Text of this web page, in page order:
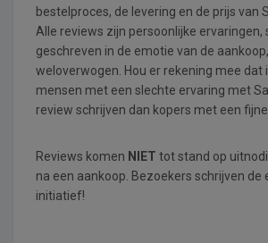
bestelproces, de levering en de prijs van
Alle reviews zijn persoonlijke ervaringen,
geschreven in de emotie van de
weloverwogen. Hou er rekening mee dat
mensen met een slechte ervaring met
review schrijven dan kopers met een fijne
Reviews komen NIET tot stand op
na een aankoop. Bezoekers schrijven de
initiatief!